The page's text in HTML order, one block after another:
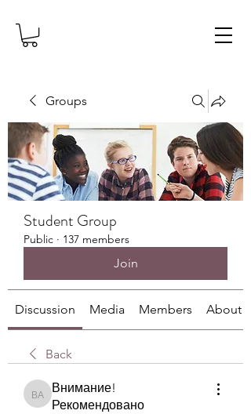
Groups
Student Group
Public · 137 members
Join
Discussion Media Members About
Back
Внимание! Рекомендовано Администрацией
Внимание!
Рекомендовано